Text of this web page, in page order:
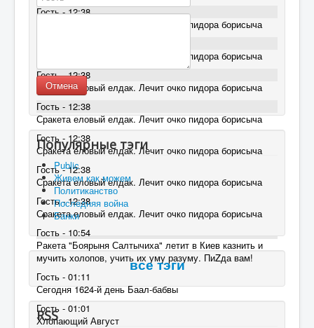
Гость - 12:38
Сракета еловый елдак. Лечит очко пидора борисыча
Сракета еловый елдак. Лечит очко пидора борисыча
Гость - 12:38
Сракета еловый елдак. Лечит очко пидора борисыча
Гость - 12:38
Сракета еловый елдак. Лечит очко пидора борисыча
Гость - 12:38
Сракета еловый елдак. Лечит очко пидора борисыча
Гость - 12:38
Сракета еловый елдак. Лечит очко пидора борисыча
Гость - 12:38
Сракета еловый елдак. Лечит очко пидора борисыча
Гость - 10:54
Ракета "Боярыня Салтычиха" летит в Киев казнить и
мучить холопов, учить их уму разуму. ПиZда вам!
Гость - 01:11
Сегодня 1624-й день Баал-бабвы
Гость - 01:01
Хлопающий Август
Отмена
Популярные тэги
Public
Живем как можем
Политиканство
Последняя война
Банки
все тэги
RSS